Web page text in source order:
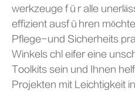
werkzeuge für alle
effizient ausführen
Pflege-und Sicherheits
Winkels chl eifer eine
Toolkits sein und Ihnen
Projekten mit Leichtigkeit